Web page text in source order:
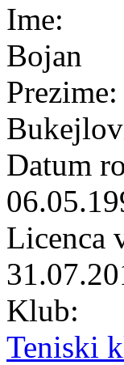
Ime:
Bojan
Prezime:
Datum
Licenca
Klub:
Teniski